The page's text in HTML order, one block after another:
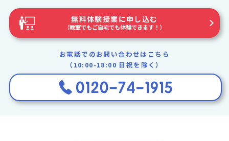
無料体験授業に申し込む
（教室でもご自宅でも体験できます！）
お電話でのお問い合わせはこちら
（10:00-18:00 日祝を除く）